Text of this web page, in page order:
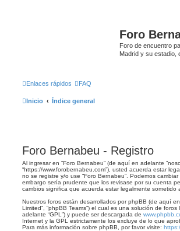
Foro
Foro de encuentro
Madrid y su estadio,
Enlaces rápidos FAQ
Inicio Índice general
Foro Bernabeu - Registro
Al ingresar en “Foro Bernabeu” (de aquí en adelante
“https://www.forobernabeu.com”), usted acuerda estar
no se registre y/o use “Foro Bernabeu”. Podemos
embargo sería prudente que los revisase por su cuenta
cambios significa que acuerda estar legalmente
Nuestros foros están desarrollados por phpBB (de aquí en
Limited”, “phpBB Teams”) el cual es una solución de foros
adelante “GPL”) y puede ser descargada de
Internet y la GPL estrictamente los excluye de lo que
Para más información sobre phpBB, por favor visite: